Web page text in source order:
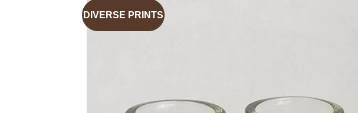
DIVERSE PRINTS